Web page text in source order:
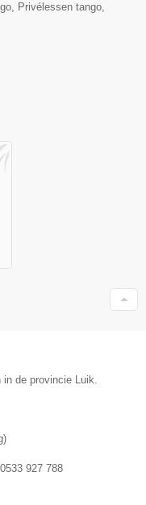
Privélessen tango,
de provincie Luik.
)
927 788